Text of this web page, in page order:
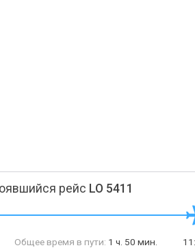
рейс LO 5411
Общее время в пути: 1 ч. 50 мин.